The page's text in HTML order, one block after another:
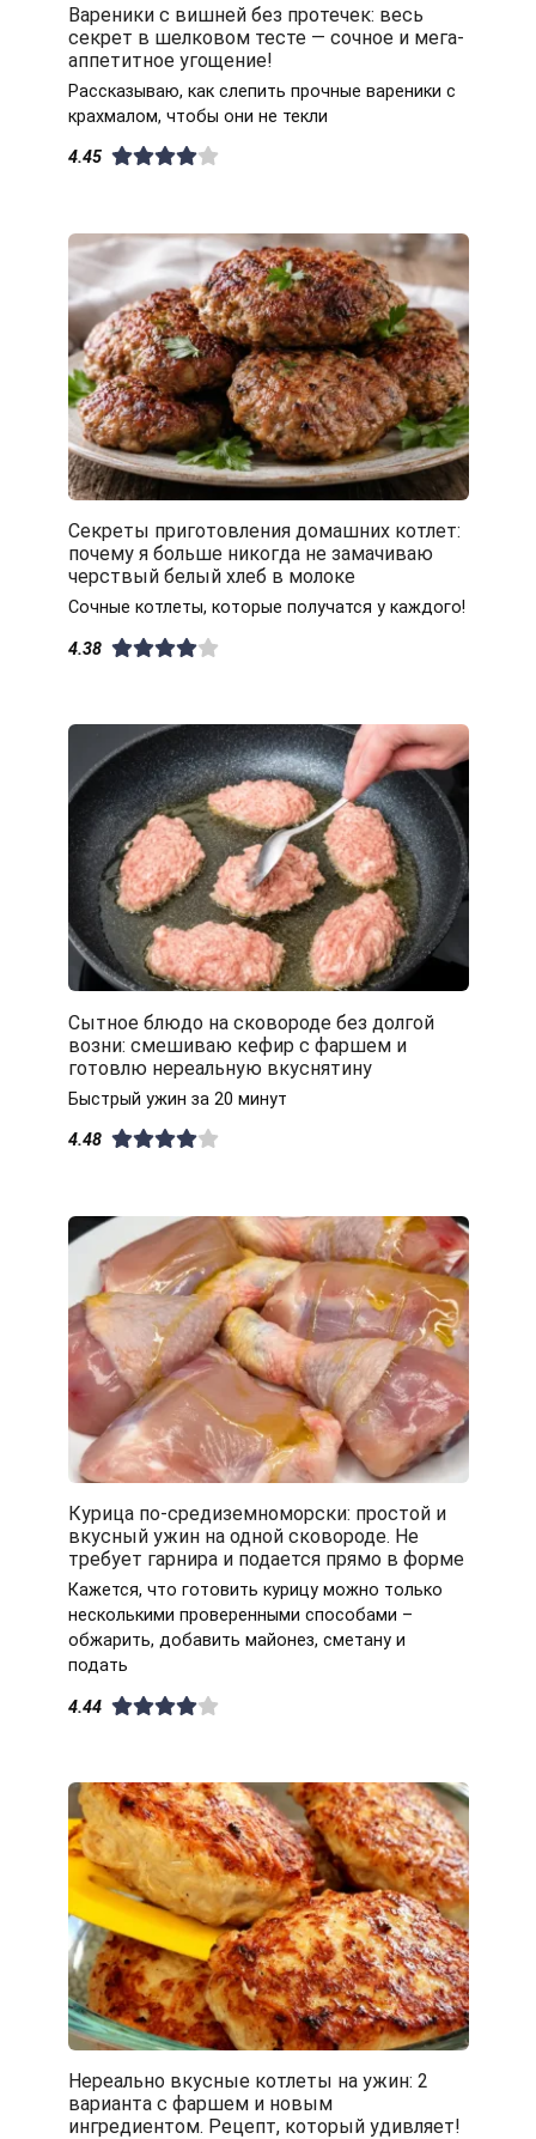
Вареники с вишней без протечек: весь
секрет в шелковом тесте — сочное и мега-
аппетитное угощение!
Рассказываю, как слепить прочные вареники с
крахмалом, чтобы они не текли
4.45
Секреты приготовления домашних котлет:
почему я больше никогда не замачиваю
черствый белый хлеб в молоке
Сочные котлеты, которые получатся у каждого!
4.38
Сытное блюдо на сковороде без долгой
возни: смешиваю кефир с фаршем и
готовлю нереальную вкуснятину
Быстрый ужин за 20 минут
4.48
Курица по-средиземноморски: простой и
вкусный ужин на одной сковороде. Не
требует гарнира и подается прямо в форме
Кажется, что готовить курицу можно только
несколькими проверенными способами –
обжарить, добавить майонез, сметану и
подать
4.44
Нереально вкусные котлеты на ужин: 2
варианта с фаршем и новым
ингредиентом. Рецепт, который удивляет!